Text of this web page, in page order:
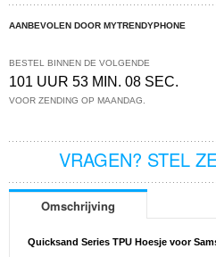
AANBEVOLEN DOOR MYTRENDYPHONE
BESTEL BINNEN DE VOLGENDE
101 UUR 53 MIN. 08 SEC.
VOOR ZENDING OP MAANDAG.
VRAGEN? STEL
Omschrijving
Quicksand Series TPU Hoesje voor